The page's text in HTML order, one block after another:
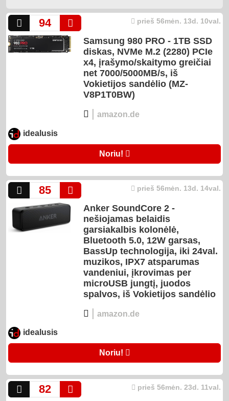
94 prieš 56mėn. 13d. 10val.
Samsung 980 PRO - 1TB SSD
diskas, NVMe M.2 (2280) PCIe
x4, įrašymo/skaitymo greičiai
net 7000/5000MB/s, iš
Vokietijos sandėlio (MZ-
V8P1T0BW)
amazon.de
idealusis
Noriu!
85 prieš 56mėn. 13d. 14val.
Anker SoundCore 2 -
nešiojamas belaidis
garsiakalbis kolonėlė,
Bluetooth 5.0, 12W garsas,
BassUp technologija, iki 24val.
muzikos, IPX7 atsparumas
vandeniui, įkrovimas per
microUSB jungtį, juodos
spalvos, iš Vokietijos sandėlio
| amazon.de
idealusis
Noriu!
82 prieš 56mėn. 23d. 11val.